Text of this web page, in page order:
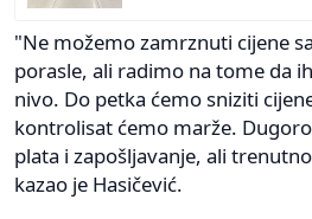
"Ne možemo zamrznuti cijene
porasle, ali radimo na tome da
nivo. Do petka ćemo sniziti
kontrolisat ćemo marže.
plata i zapošljavanje, ali
kazao je Hasičević.